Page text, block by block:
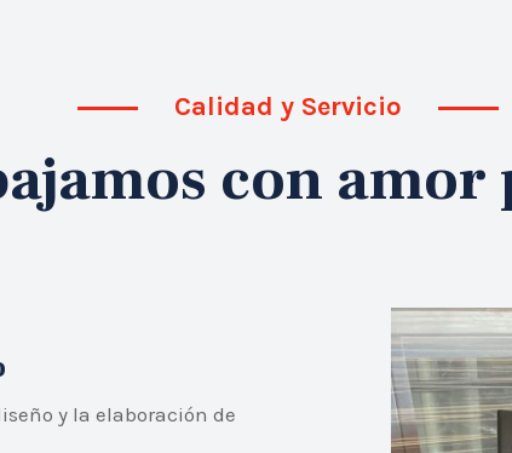
Calidad y Servicio
con amor
y la elaboración de